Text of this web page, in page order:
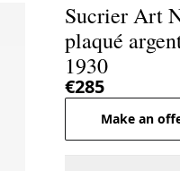
Sucrier Art
plaqué
1930
€285
Make an